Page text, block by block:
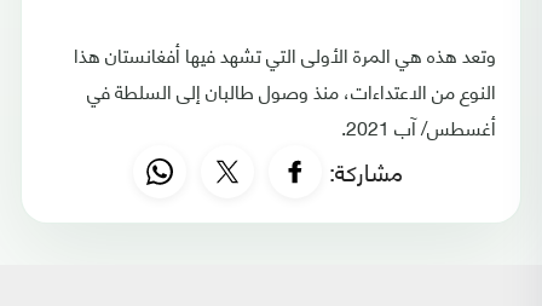
وتعد هذه هي المرة الأولى التي تشهد فيها أفغانستان هذا
النوع من الاعتداءات، منذ وصول طالبان إلى السلطة في
أغسطس/ آب 2021.
مشاركة: